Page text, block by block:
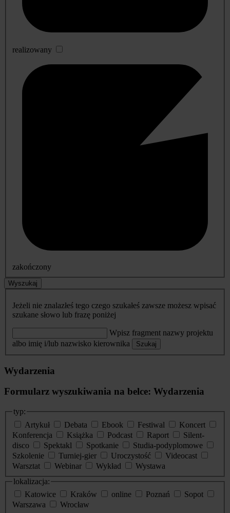
realizowany
zakończony
Wyszukaj
Jeżeli nie znalazłeś tego czego szukałeś zawsze możesz wpisać
szukane słowo lub frazę poniżej
Wpisz fragment nazwy projektu
albo imię i/lub nazwisko kierownika
Szukaj
Wydarzenia
Formularz wyszukiwania na belce: Wydarzenia
typ:
Artykuł
Debata Ebook Festiwal
Koncert
Konferencja
Książka Podcast Raport
Silent-
disco
Spektakl Spotkanie
Studia-podyplomowe
Szkolenie
Turniej-gier Uroczystość
Videocast
Warsztat
Webinar Wykład
Wystawa
lokalizacja:
Katowice
Kraków online Poznań
Sopot
Warszawa
Wrocław